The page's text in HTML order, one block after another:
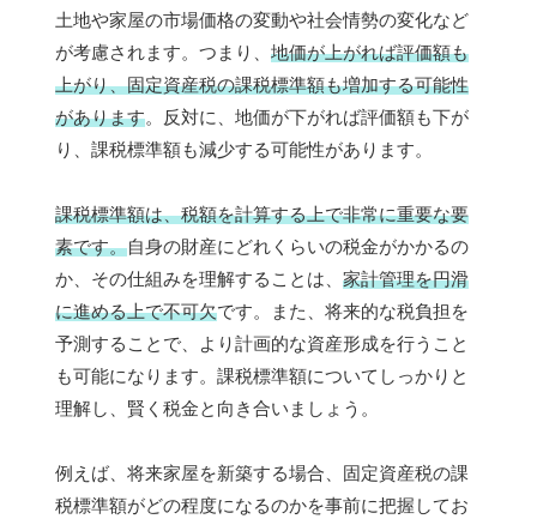
土地や家屋の市場価格の変動や社会情勢の変化など
が考慮されます。つまり、 地価が上がれば評価額も
上がり、固定資産税の課税標準額も増加する可能性
があります。反対に、地価が下がれば評価額も下が
り、課税標準額も減少する可能性があります。
課税標準額は、税額を計算する上で非常に重要な要
素です。自身の財産にどれくらいの税金がかかるの
か、その仕組みを理解することは、 家計管理を円滑
に進める上で不可欠です。また、将来的な税負担を
予測することで、より計画的な資産形成を行うこと
も可能になります。課税標準額についてしっかりと
理解し、賢く税金と向き合いましょう。
例えば、将来家屋を新築する場合、固定資産税の課
税標準額がどの程度になるのかを事前に把握してお